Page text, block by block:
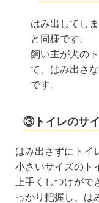
はみ出してし
と同様です。
飼い主が犬の
て、はみ出さ
です。
③トイレのサ
はみ出さずにトイ
小さいサイズのト
上手くしつけが
っかり把握し、は